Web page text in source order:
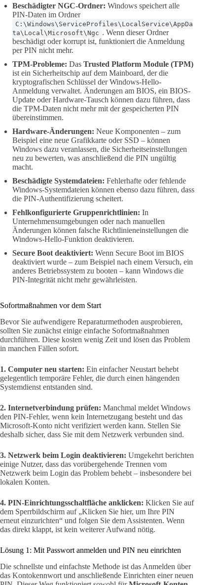
Beschädigter NGC-Ordner: Windows speichert alle
PIN-Daten im Ordner
C:\Windows\ServiceProfiles\LocalService\AppDa
ta\Local\Microsoft\Ngc . Wenn dieser Ordner
beschädigt oder korrupt ist, funktioniert die Anmeldung
per PIN nicht mehr.
TPM-Probleme: Das Trusted Platform Module (TPM)
ist ein Sicherheitschip auf dem Mainboard, der die
kryptografischen Schlüssel der Windows-Hello-
Anmeldung verwaltet. Änderungen am BIOS, ein BIOS-
Update oder Hardware-Tausch können dazu führen, dass
die TPM-Daten nicht mehr mit der gespeicherten PIN
übereinstimmen.
Hardware-Änderungen: Neue Komponenten – zum
Beispiel eine neue Grafikkarte oder SSD – können
Windows dazu veranlassen, die Sicherheitseinstellungen
neu zu bewerten, was anschließend die PIN ungültig
macht.
Beschädigte Systemdateien: Fehlerhafte oder fehlende
Windows-Systemdateien können ebenso dazu führen, dass
die PIN-Authentifizierung scheitert.
Fehlkonfigurierte Gruppenrichtlinien: In
Unternehmensumgebungen oder nach manuellen
Änderungen können falsche Richtlinieneinstellungen die
Windows-Hello-Funktion deaktivieren.
Secure Boot deaktiviert: Wenn Secure Boot im BIOS
deaktiviert wurde – zum Beispiel nach einem Versuch, ein
anderes Betriebssystem zu booten – kann Windows die
PIN-Integrität nicht mehr gewährleisten.
Sofortmaßnahmen vor dem Start
Bevor Sie aufwendigere Reparaturmethoden ausprobieren,
sollten Sie zunächst einige einfache Sofortmaßnahmen
durchführen. Diese kosten wenig Zeit und lösen das Problem
in manchen Fällen sofort.
1. Computer neu starten: Ein einfacher Neustart behebt
gelegentlich temporäre Fehler, die durch einen hängenden
Systemdienst entstanden sind.
2. Internetverbindung prüfen: Manchmal meldet Windows
den PIN-Fehler, wenn kein Internetzugang besteht und das
Microsoft-Konto nicht verifiziert werden kann. Stellen Sie
deshalb sicher, dass Sie mit dem Netzwerk verbunden sind.
3. Netzwerk beim Login deaktivieren: Umgekehrt berichten
einige Nutzer, dass das vorübergehende Trennen vom
Netzwerk beim Login das Problem behebt – insbesondere bei
lokalen Konten.
4. PIN-Einrichtungsschaltfläche anklicken: Klicken Sie auf
dem Sperrbildschirm auf „Klicken Sie hier, um Ihre PIN
erneut einzurichten“ und folgen Sie dem Assistenten. Wenn
das direkt klappt, ist kein weiterer Aufwand nötig.
Lösung 1: Mit Passwort anmelden und PIN neu einrichten
Die schnellste und einfachste Methode ist das Anmelden über
das Kontokennwort und anschließende Einrichten einer neuen